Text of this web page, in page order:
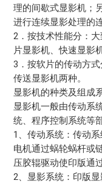
理的间歇式显影机；
进行连续显影处理的
2．按技术性能分：
片显影机、快速显影
3．按软片的传动方
传送显影机两种。
显影机的种类及组成
显影机一般由传动系
统、程序控制系统等
1、传动系统：传动
电机通过蜗轮蜗杆或
压胶辊驱动使印版通
2、显影系统：印版